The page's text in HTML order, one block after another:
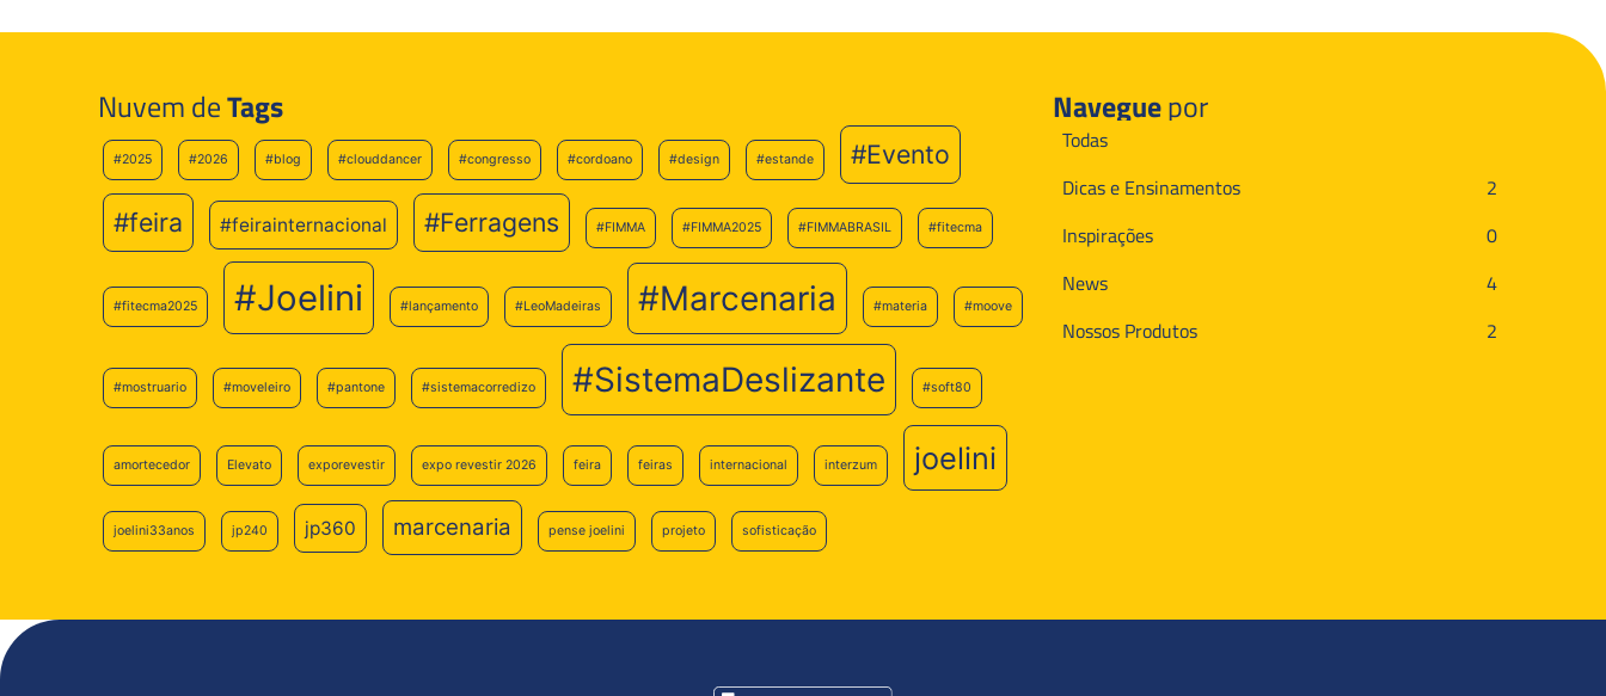
Nuvem deTags
#2025 #2026 #blog #clouddancer #congresso #cordoano #design #estande #Evento
#feira #feirainternacional #Ferragens #FIMMA #FIMMA2025 #FIMMABRASIL #fitecma
#fitecma2025 #Joelini #lançamento #LeoMadeiras #Marcenaria #materia #moove
#mostruario #moveleiro #pantone #sistemacorredizo #SistemaDeslizante #soft80
amortecedor Elevato exporevestir expo revestir 2026 feira feiras internacional interzum joelini
joelini33anos jp240 jp360 marcenaria pense joelini projeto sofisticação
Naveguepor
Todas
Dicas e Ensinamentos
2
Inspirações
0
News
4
Nossos Produtos
2